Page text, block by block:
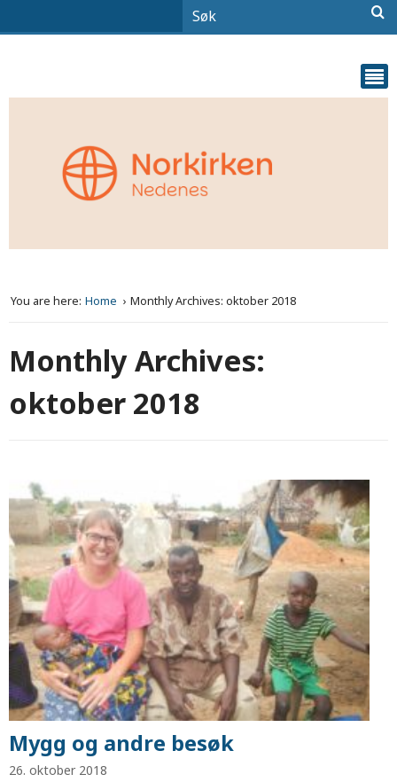
You are here: Home Monthly Archives: oktober 2018
Monthly Archives:
oktober 2018
Mygg og andre besøk
26. oktober 2018